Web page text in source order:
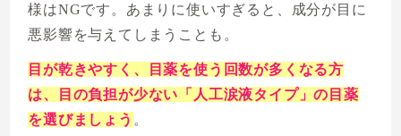
様はNGです。あまりに使いすぎると、成分が目に
悪影響を与えてしまうことも。
目が乾きやすく、目薬を使う回数が多くなる方
は、目の負担が少ない「人工涙液タイプ」の目薬
を選びましょう 。